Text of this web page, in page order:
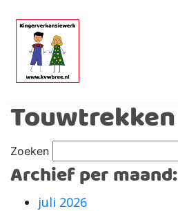
Touwtrekken
Zoeken
Archief per maand:
juli 2026